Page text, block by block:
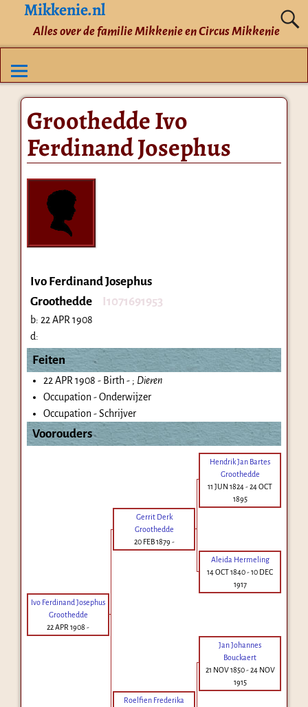
Mikkenie.nl
Alles over de familie Mikkenie en Circus Mikkenie
Groothedde Ivo
Ferdinand Josephus
Ivo Ferdinand Josephus
Groothedde
I1071691953
b: 22 APR 1908
d:
Feiten
22 APR 1908 - Birth - ; Dieren
Occupation - Onderwijzer
Occupation - Schrijver
Voorouders
Hendrik Jan Bartes
Groothedde
11 JUN 1824-24 OCT
1895
Gerrit Derk
Groothedde
20 FEB 1879 -
Aleida Hermeling
14 OCT 1840-10 DEC
1917
Ivo Ferdinand Josephus
Groothedde
22 APR 1908 -
Jan Johannes
Bouckaert
21 NOV 1850-24 NOV
1915
Roelfien Frederika